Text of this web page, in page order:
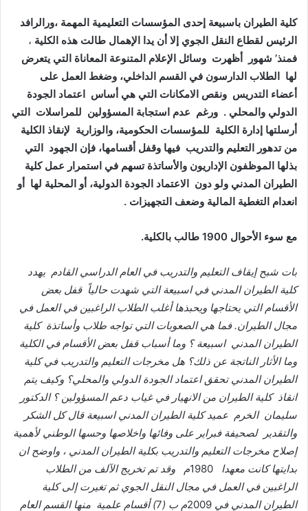
كلية الطيران باسبيعة إحدى المؤسسات التعليمية المهمة ،ورالرافد
الرئيس لقطاع النقل الجوي إلا أن يدا الإهمال طالت هذه الكلية ،
فمنذ’ شهور أظهرت وسائل الإعلام المتنوعة المعاناة التي يتعرض
لها الطلاب الدارسون في القسم الداخلي، وضغط العمل على
أعضاء التدريس ونقص الامكانات التي هي أساس اعتماد الجودة
الدولي والمحلي . ورغم عدم استجابة المسؤولين للمراسلات التي
أرسلتها إدارة الكلية للمؤسسات الحكومية، والوزارية لإنقاذ الكلية
من تدهور التعليم والتدريب فيها وقفل أقسامها، فإن الجهود التي
بذلها الموظفون الإداريون والأساتذة تسهم في استمرار عمل كلية
الطيران المدني ولو دون الاعتماد الجودة الدولية، أو المحلية لها أو
انعدام التغطية المالية وضعف التجهيزات .
مع سوء الأحوال 1900 طالب بالكلية.
بات شبح إيقاف التعليم والتدريب في العام الدراسي القادم يهدد
كلية الطيران المدني في اسبيعة التي شهدت حالياً قفل بعض
الأقسام التي يحتاجها ويحبذها أغلب الطلاب الراغبين في العمل في
مجال الطيران.فما هي الصعوبات التي تواجه طلاب وأساتذة كلية
الطيران المدني اسبيعة ؟ وما أسباب قفل بعض الأقسام في الكلية
وما الأثار الناتجة عن ذلك؟ هل مخرجات التعليم والتدريب في كلية
الطيران المدني تحقق اعتماد الجودة الدولي والمحلي؟ وكيف يتم
انقاذ كلية الطيران من الانهيار في غياب دعم المسؤولين ؟ الدكتور
سليمان الخرم عميد كلية الطيران المدني اسبيعة قال كل الشكر
والتقدير
لصحيفة فبراير على وفائها واخلاصها وحسها الوطني لأهمية
إصلاح مخرجات التعليم والتدريب بكلية الطيران المدني ، واوضح ان
بدايتها كانت معهدا 1980م وقد تم تخريج الآلف من الطلاب
الراغبين في العمل في مجال النقل الجوي ثم تغيرت إلى كلية
الطيران المدني في م ب (
7
)أقسام علمية منها القسم العام